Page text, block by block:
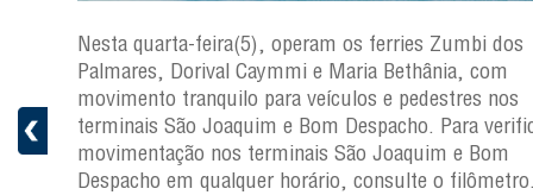
a
Nesta quarta-feira(5), operam os ferries Zumbi dos
Palmares, Dorival Caymmi e Maria Bethânia, com
movimento tranquilo para veículos e pedestres nos
terminais São Joaquim e Bom Despacho. Para
movimentação nos terminais São Joaquim e Bom
Despacho em qualquer horário, consulte o